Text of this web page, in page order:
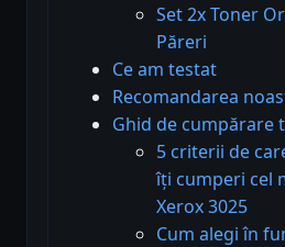
Set 2x Toner
Păreri
Ce am testat
Recomandarea
Ghid de cumpărare
5 criterii de
îți cumperi cel
Xerox 3025
Cum alegi în